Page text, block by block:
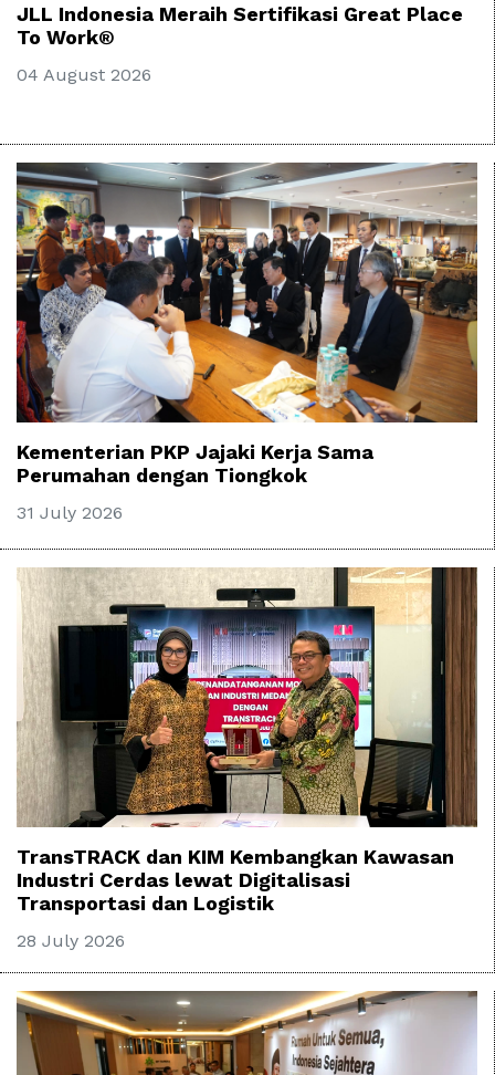
JLL Indonesia Meraih Sertifikasi Great Place
To Work®
04 August 2026
Kementerian PKP Jajaki Kerja Sama
Perumahan dengan Tiongkok
31 July 2026
TransTRACK dan KIM Kembangkan Kawasan
Industri Cerdas lewat Digitalisasi
Transportasi dan Logistik
28 July 2026